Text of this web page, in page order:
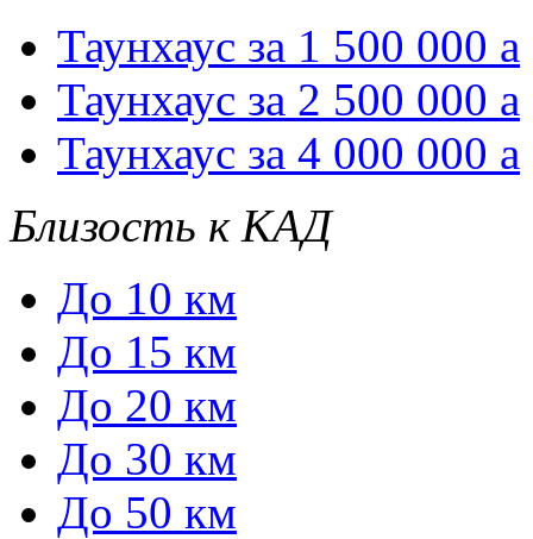
Таунхаус за 1 500 000 a
Таунхаус за 2 500 000 a
Таунхаус за 4 000 000 a
Близость к КАД
До 10 км
До 15 км
До 20 км
До 30 км
До 50 км